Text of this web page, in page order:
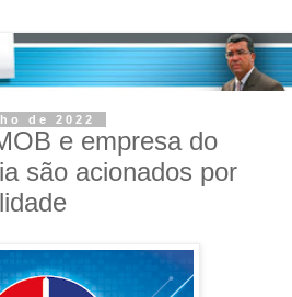
de 2022
e empresa do
são acionados por